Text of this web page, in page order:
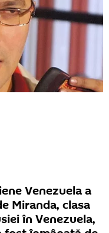
Venezuela a
Miranda, clasa
în Venezuela,